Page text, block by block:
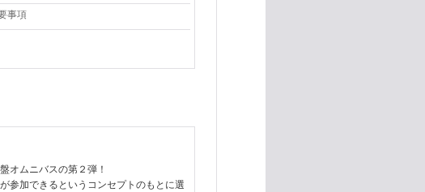
事項
オムニバスの第２弾！
参加できるというコンセプトのもとに選